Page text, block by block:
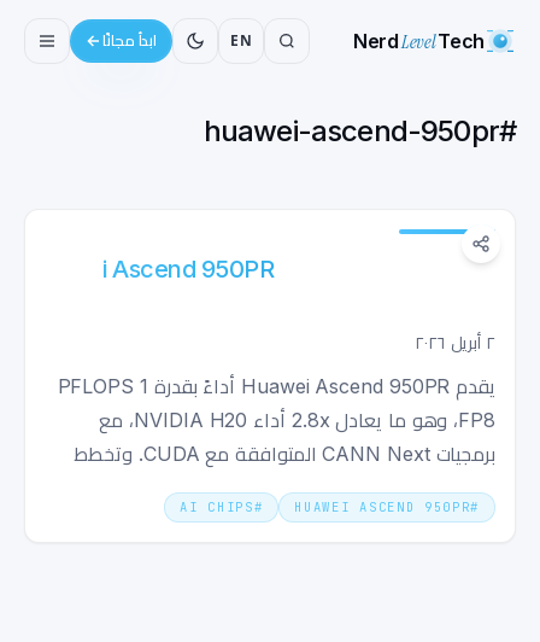
NerdLevelTech
EN ابدأ مجانًا
#
huawei-ascend-950pr
Huawei Ascend 950PR: شريحة الذكاء
٢ أبريل ٢٠٢٦
يقدم Huawei Ascend 950PR أداءً بقدرة 1 PFLOPS
FP8، وهو ما يعادل 2.8x أداء NVIDIA H20، مع
برمجيات CANN Next المتوافقة مع CUDA. وتخطط
ByteDance و Alibaba لتقديم طلبات شراء.
#
HUAWEI ASCEND 950PR
#
AI CHIPS